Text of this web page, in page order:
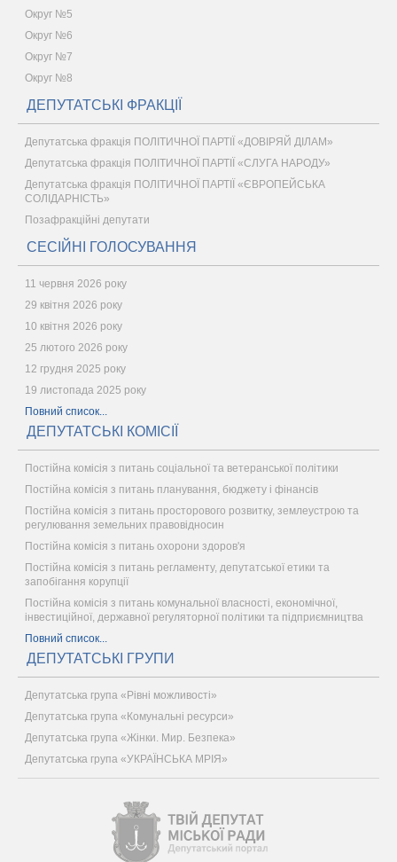
Округ №5
Округ №6
Округ №7
Округ №8
ДЕПУТАТСЬКІ ФРАКЦІЇ
Депутатська фракція ПОЛІТИЧНОЇ ПАРТІЇ «ДОВІРЯЙ ДІЛАМ»
Депутатська фракція ПОЛІТИЧНОЇ ПАРТІЇ «СЛУГА НАРОДУ»
Депутатська фракція ПОЛІТИЧНОЇ ПАРТІЇ «ЄВРОПЕЙСЬКА
СОЛІДАРНІСТЬ»
Позафракційні депутати
СЕСІЙНІ ГОЛОСУВАННЯ
11 червня 2026 року
29 квітня 2026 року
10 квітня 2026 року
25 лютого 2026 року
12 грудня 2025 року
19 листопада 2025 року
Повний список...
ДЕПУТАТСЬКІ КОМІСІЇ
Постійна комісія з питань соціальної та ветеранської політики
Постійна комісія з питань планування, бюджету і фінансів
Постійна комісія з питань просторового розвитку, землеустрою та
регулювання земельних правовідносин
Постійна комісія з питань охорони здоров'я
Постійна комісія з питань регламенту, депутатської етики та
запобігання корупції
Постійна комісія з питань комунальної власності, економічної,
інвестиційної, державної регуляторної політики та підприємництва
Повний список...
ДЕПУТАТСЬКІ ГРУПИ
Депутатська група «Рівні можливості»
Депутатська група «Комунальні ресурси»
Депутатська група «Жінки. Мир. Безпека»
Депутатська група «УКРАЇНСЬКА МРІЯ»